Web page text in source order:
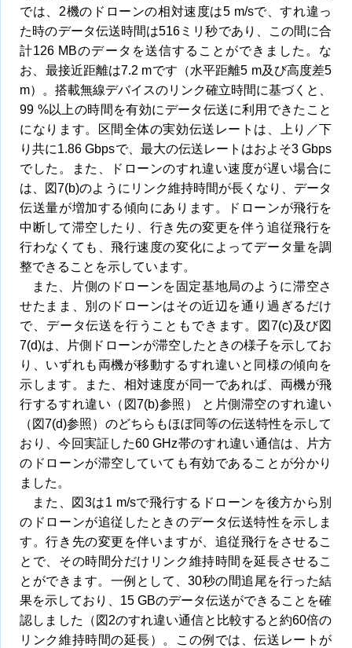
では、2機のドローンの相対速度は5 m/sで、すれ違っ
た時のデータ伝送時間は516ミリ秒であり、この間に合
計126 MBのデータを送信することができました。な
お、最接近距離は7.2 mです（水平距離5 m及び高度差5
m）。搭載無線デバイスのリンク確立時間に基づくと、
99 %以上の時間を有効にデータ伝送に利用できたこと
になります。区間全体の実効伝送レートは、上り／下
り共に1.86 Gbpsで、最大の伝送レートはおよそ3 Gbps
でした。また、ドローンのすれ違い速度が遅い場合に
は、図7(b)のようにリンク維持時間が長くなり、データ
伝送量が増加する傾向にあります。ドローンが飛行を
中断して滞空したり、行き先の変更を伴う追従飛行を
行わなくても、飛行速度の変化によってデータ量を調
整できることを示しています。
また、片側のドローンを固定基地局のように滞空さ
せたまま、別のドローンはその近辺を通り過ぎるだけ
で、データ伝送を行うこともできます。図7(c)及び図
7(d)は、片側ドローンが滞空したときの様子を示してお
り、いずれも両機が移動するすれ違いと同様の傾向を
示します。また、相対速度が同一であれば、両機が飛
行するすれ違い（図7(b)参照） と片側滞空のすれ違い
（図7(d)参照）のどちらもほぼ同等の伝送特性を示して
おり、今回実証した60 GHz帯のすれ違い通信は、片方
のドローンが滞空していても有効であることが分かり
ました。
また、図3は1 m/sで飛行するドローンを後方から別
のドローンが追従したときのデータ伝送特性を示しま
す。行き先の変更を伴いますが、追従飛行をさせるこ
とで、その時間分だけリンク維持時間を延長させるこ
とができます。一例として、30秒の間追尾を行った結
果を示しており、15 GBのデータ伝送ができることを確
認しました（図2のすれ違い通信と比較すると約60倍の
リンク維持時間の延長）。この例では、伝送レートが